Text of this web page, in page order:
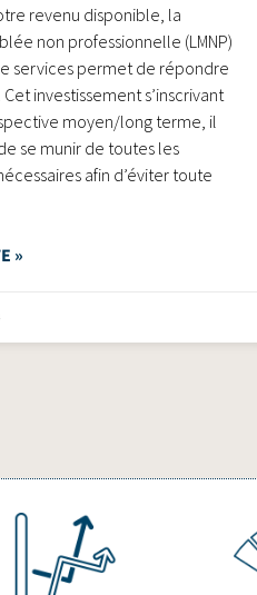
revenu disponible, la
non professionnelle (LMNP)
services permet de répondre
Cet investissement s’inscrivant
moyen/long terme, il
se munir de toutes les
afin d’éviter toute
»